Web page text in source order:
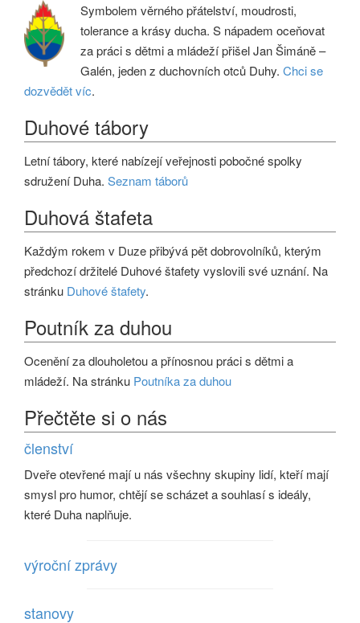
Symbolem věrného přátelství, moudrosti,
tolerance a krásy ducha. S nápadem oceňovat
za práci s dětmi a mládeží přišel Jan Šimáně –
Galén, jeden z duchovních otců Duhy. Chci se
dozvědět víc.
Duhové tábory
Letní tábory, které nabízejí veřejnosti pobočné spolky
sdružení Duha. Seznam táborů
Duhová štafeta
Každým rokem v Duze přibývá pět dobrovolníků, kterým
předchozí držitelé Duhové štafety vyslovili své uznání. Na
stránku Duhové štafety.
Poutník za duhou
Ocenění za dlouholetou a přínosnou práci s dětmi a
mládeží. Na stránku Poutníka za duhou
Přečtěte si o nás
členství
Dveře otevřené mají u nás všechny skupiny lidí, kteří mají
smysl pro humor, chtějí se scházet a souhlasí s ideály,
které Duha naplňuje.
výroční zprávy
stanovy